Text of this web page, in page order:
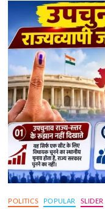
POLITICS POPULAR SLIDER